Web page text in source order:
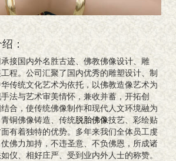
：
接国内外名胜古迹、佛教佛像设计、雕
程。公司汇聚了国内优秀的雕塑设计、制
传统文化艺术为依托，以佛教造像艺术为
法与艺术审美情怀，兼收并蓄，开拓创
合，使传统佛像制作和现代人文环境融为
铜佛像铸造、传统脱胎佛像技艺、彩绘贴
有着独特的优势。多年来我们全体员工虔
佛力加持，不违圣意、不负佛恩，所成诸
仪、相好庄严、受到业内外人士的称赞。